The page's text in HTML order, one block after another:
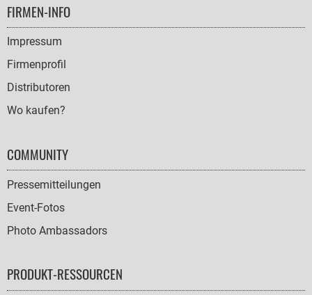
FOOTER
NAVIGATION
FIRMEN-INFO
Impressum
Firmenprofil
Distributoren
Wo kaufen?
COMMUNITY
Pressemitteilungen
Event-Fotos
Photo Ambassadors
PRODUKT-RESSOURCEN